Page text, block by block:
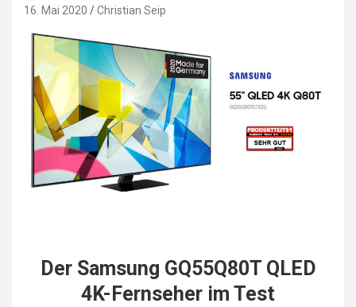
16. Mai 2020 Christian Seip
Der Samsung GQ55Q80T QLED
4K-Fernseher im Test